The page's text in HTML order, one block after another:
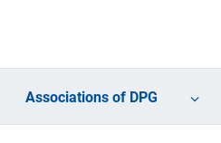
Associations of DPG